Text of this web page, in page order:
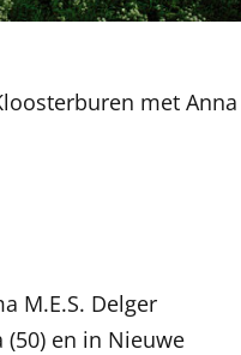
met Anna
M.E.S. Delger
en in Nieuwe